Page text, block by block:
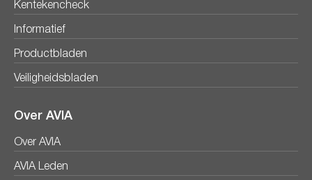
Kentekencheck
Informatief
Productbladen
Veiligheidsbladen
Over AVIA
Over AVIA
AVIA Leden